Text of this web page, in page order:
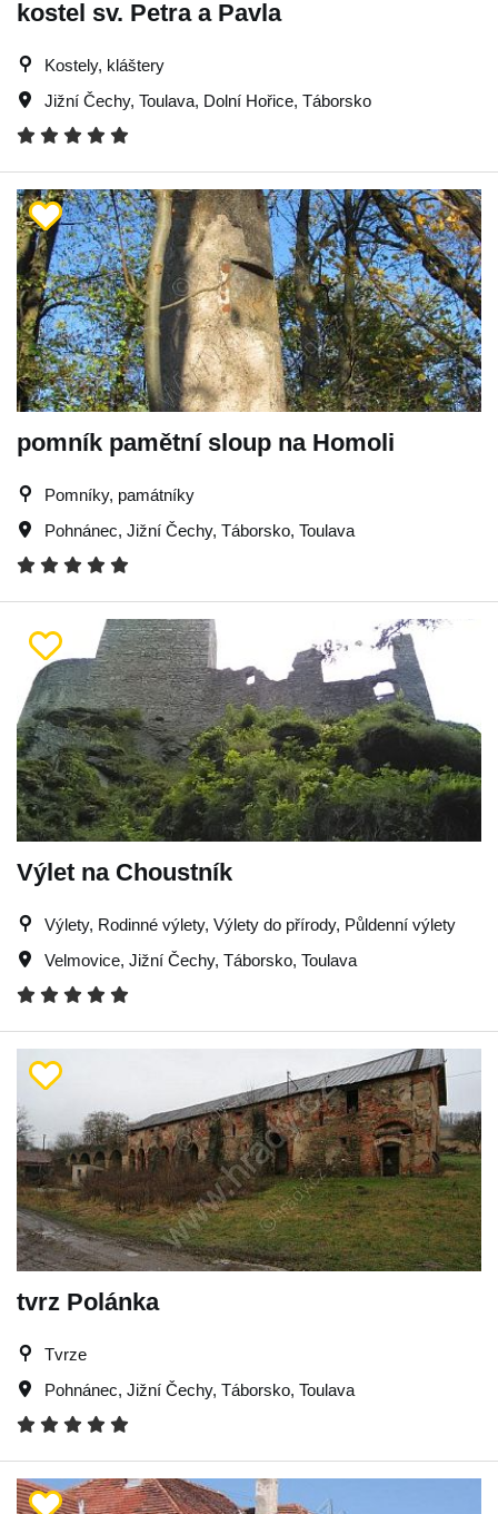
kostel sv. Petra a Pavla
Kostely, kláštery
Jižní Čechy, Toulava, Dolní Hořice, Táborsko
pomník pamětní sloup na Homoli
Pomníky, památníky
Pohnánec, Jižní Čechy, Táborsko, Toulava
Výlet na Choustník
Výlety, Rodinné výlety, Výlety do přírody, Půldenní výlety
Velmovice, Jižní Čechy, Táborsko, Toulava
tvrz Polánka
Tvrze
Pohnánec, Jižní Čechy, Táborsko, Toulava